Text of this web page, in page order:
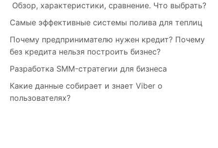
Обзор, характеристики, сравнение. Что выбрать?
Самые эффективные системы полива для теплиц
Почему предпринимателю нужен кредит? Почему
без кредита нельзя построить бизнес?
Разработка SMM-стратегии для бизнеса
Какие данные собирает и знает Viber о
пользователях?